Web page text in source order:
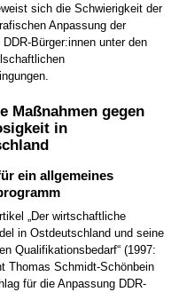
sich die Schwierigkeit der
Anpassung der
Bürger:innen unter den
Maßnahmen gegen
in
ein allgemeines
„Der wirtschaftliche
in Ostdeutschland und seine
Qualifikationsbedarf“ (1997:
Thomas Schmidt-Schönbein
für die Anpassung DDR-